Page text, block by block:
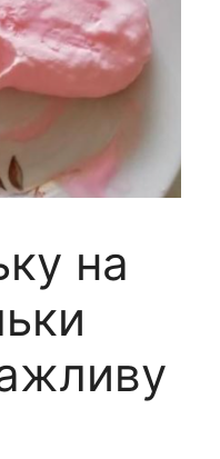
на